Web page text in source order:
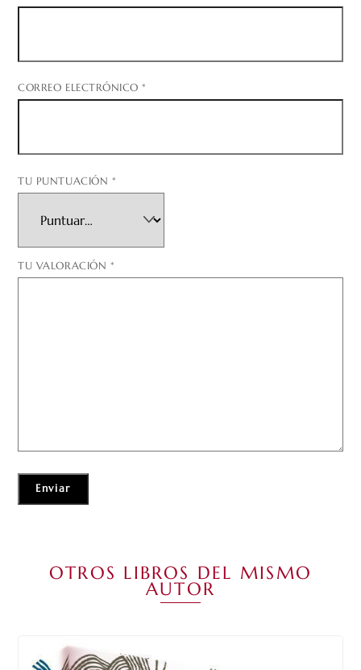
CORREO ELECTRÓNICO*
TU PUNTUACIÓN *
TU VALORACIÓN *
OTROS LIBROS DEL MISMO
AUTOR